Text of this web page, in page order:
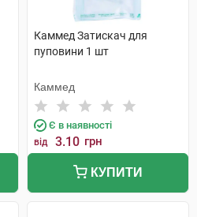
Каммед Затискач для
пуповини 1 шт
Каммед
Є в наявності
від 3.10 грн
КУПИТИ